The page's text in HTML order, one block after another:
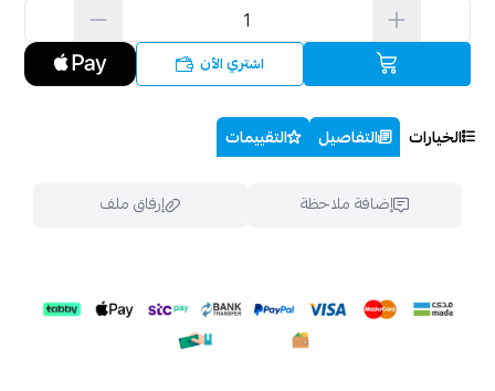
اشتري الآن
الخيارات التفاصيل التقييمات
إضافة ملاحظة إرفاق ملف
اسحب و افلت الملف هنا